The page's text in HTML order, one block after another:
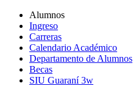
Alumnos
Ingreso
Carreras
Calendario Académico
Departamento de Alumnos
Becas
SIU Guaraní 3w